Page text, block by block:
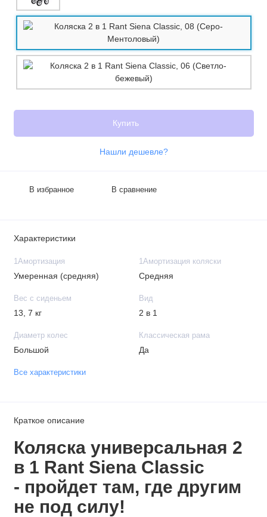
Купить
Нашли дешевле?
В избранное В сравнение
Характеристики
1Амортизация
Умеренная (средняя)
1Амортизация коляски
Средняя
Вес с сиденьем
13, 7 кг
Вид
2 в 1
Диаметр колес
Большой
Классическая рама
Да
Все характеристики
Краткое описание
Коляска универсальная 2
в 1 Rant Siena Classic
- пройдет там, где другим
не под силу!